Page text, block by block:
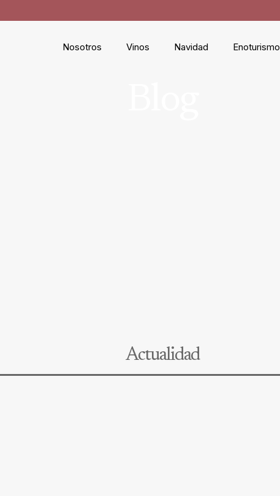
Nosotros Vinos Navidad Enoturismo
Actualidad